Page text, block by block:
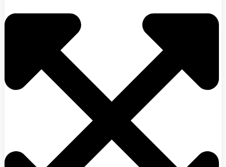
Zásady používania súborov cookie